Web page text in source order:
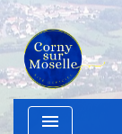
menu